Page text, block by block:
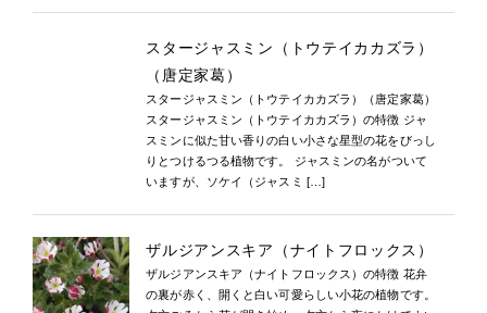
スタージャスミン（トウテイカカズラ）
（唐定家葛）
スタージャスミン（トウテイカカズラ）（唐定家葛）
スタージャスミン（トウテイカカズラ）の特徴 ジャ
スミンに似た甘い香りの白い小さな星型の花をびっし
りとつけるつる植物です。 ジャスミンの名がついて
いますが、ソケイ（ジャスミ […]
ザルジアンスキア（ナイトフロックス）
ザルジアンスキア（ナイトフロックス）の特徴 花弁
の裏が赤く、開くと白い可愛らしい小花の植物です。